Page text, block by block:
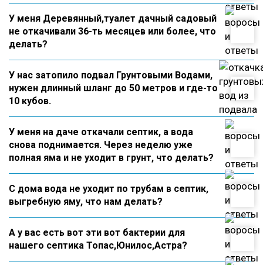
У меня Деревянный,туалет дачный садовый
не откачивали 36-ть месяцев или более, что
делать?
У нас затопило подвал Грунтовыми Водами,
нужен длинный шланг до 50 метров и где-то
10 кубов.
У меня на даче откачали септик, а вода
снова поднимается. Через неделю уже
полная яма и не уходит в грунт, что делать?
С дома вода не уходит по трубам в септик,
выгребную яму, что нам делать?
А у вас есть вот эти вот бактерии для
нашего септика Топас,Юнилос,Астра?